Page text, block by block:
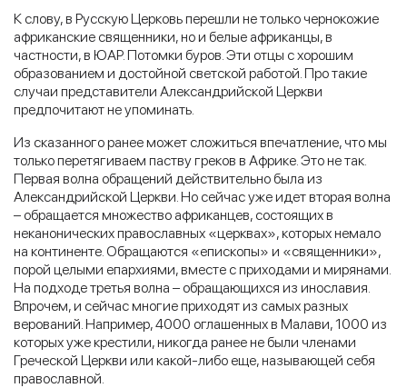
К слову, в Русскую Церковь перешли не только чернокожие
африканские священники, но и белые африканцы, в
частности, в ЮАР. Потомки буров. Эти отцы с хорошим
образованием и достойной светской работой. Про такие
случаи представители Александрийской Церкви
предпочитают не упоминать.
Из сказанного ранее может сложиться впечатление, что мы
только перетягиваем паству греков в Африке. Это не так.
Первая волна обращений действительно была из
Александрийской Церкви. Но сейчас уже идет вторая волна
– обращается множество африканцев, состоящих в
неканонических православных «церквах», которых немало
на континенте. Обращаются «епископы» и «священники»,
порой целыми епархиями, вместе с приходами и мирянами.
На подходе третья волна – обращающихся из инославия.
Впрочем, и сейчас многие приходят из самых разных
верований. Например, 4000 оглашенных в Малави, 1000 из
которых уже крестили, никогда ранее не были членами
Греческой Церкви или какой-либо еще, называющей себя
православной.